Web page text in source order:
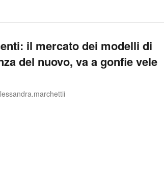
il mercato dei modelli di
del nuovo, va a gonfie vele